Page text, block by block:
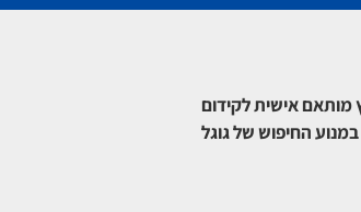
מותאם אישית לקידום
במנוע החיפוש של גוגל